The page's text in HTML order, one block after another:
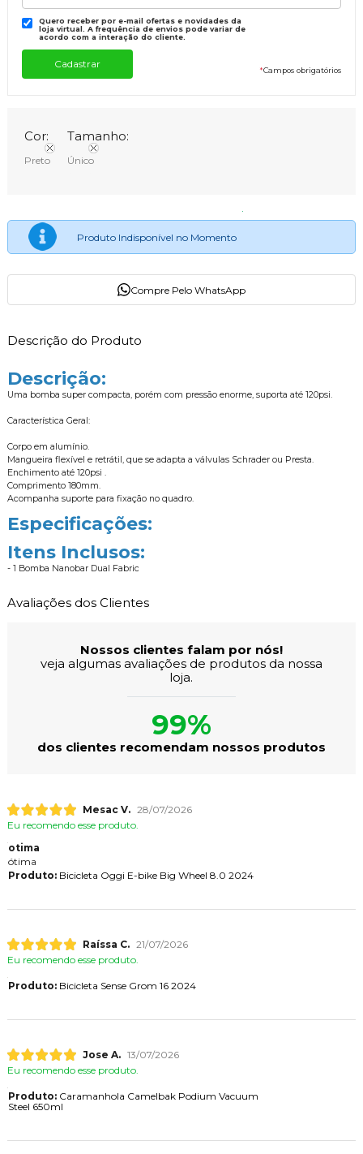
Quero receber por e-mail ofertas e novidades da
loja virtual. A frequência de envios pode variar de
acordo com a interação do cliente.
*Campos obrigatórios
Cor:
Preto
Tamanho:
Único
Produto Indisponível no Momento
Compre Pelo WhatsApp
Descrição do Produto
Descrição:
Uma bomba super compacta, porém com pressão enorme, suporta até 120psi.
Característica Geral:
Corpo em alumínio.
Mangueira flexível e retrátil, que se adapta a válvulas Schrader ou Presta.
Enchimento até 120psi .
Comprimento 180mm.
Acompanha suporte para fixação no quadro.
Especificações:
Itens Inclusos:
- 1 Bomba Nanobar Dual Fabric
Avaliações dos Clientes
Nossos clientes falam por nós!
veja algumas avaliações de produtos da nossa
loja.
99%
dos clientes recomendam nossos produtos
Mesac V. 28/07/2026
Eu recomendo esse produto.
otima
ótima
Produto:Bicicleta Oggi E-bike Big Wheel 8.0 2024
Raíssa C. 21/07/2026
Eu recomendo esse produto.
Produto:Bicicleta Sense Grom 16 2024
Jose A. 13/07/2026
Eu recomendo esse produto.
Produto:Caramanhola Camelbak Podium Vacuum
Steel 650ml